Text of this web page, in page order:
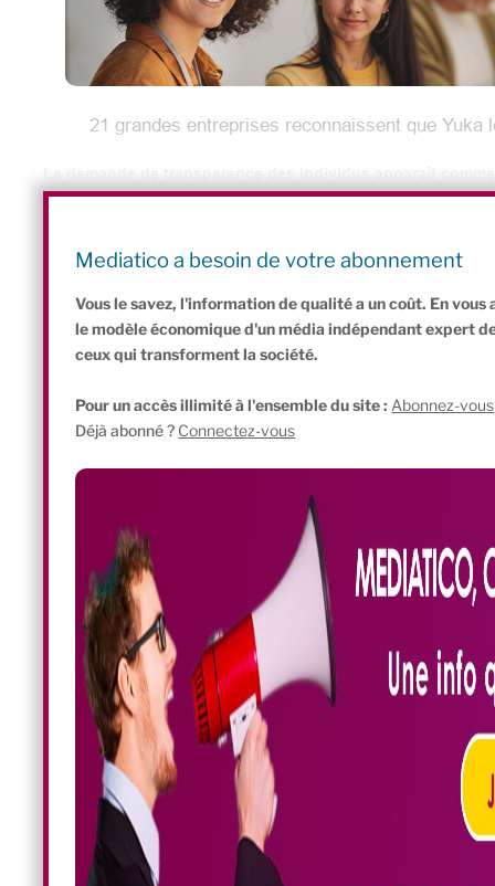
21 grandes entreprises reconnaissent que
phénomène de mode. Voilà donc qui pousse les entreprises
Aujourd’hui, la demande des consommateurs se tourne vers
Mediatico a besoin de votre abonnement
Vous le savez, l'information de qualité a un coût. En
le modèle économique d'un média indépendant expert
ceux qui transforment la société.
Pour un accès illimité à l'ensemble du site : Abonnez-vous
Déjà abonné ? Connectez-vous